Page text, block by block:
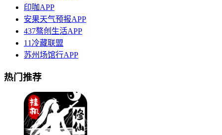
印咖APP
安果天气预报APP
437骜创生活APP
11冷藏联盟
苏州场馆行APP
热门推荐